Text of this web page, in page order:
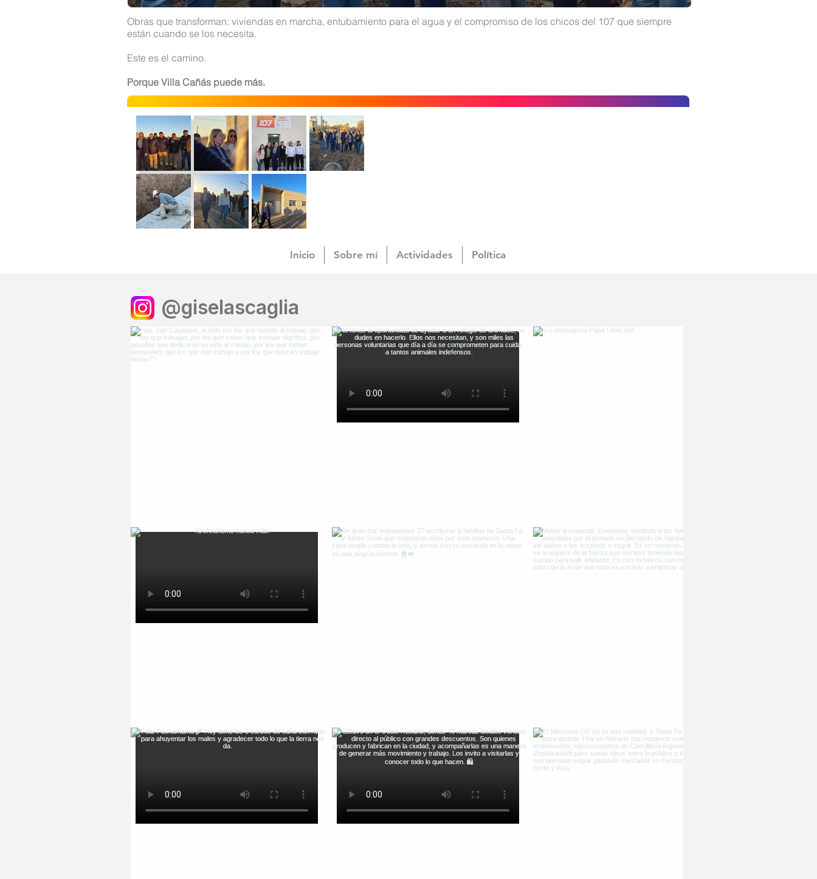
Obras que transforman: viviendas en marcha, entubamiento para el agua y el compromiso de los chicos del 107 que siempre
están cuando se los necesita.
Este es el camino.
Porque Villa Cañás puede más.
Inicio Sobre mí Actividades Política
@giselascaglia